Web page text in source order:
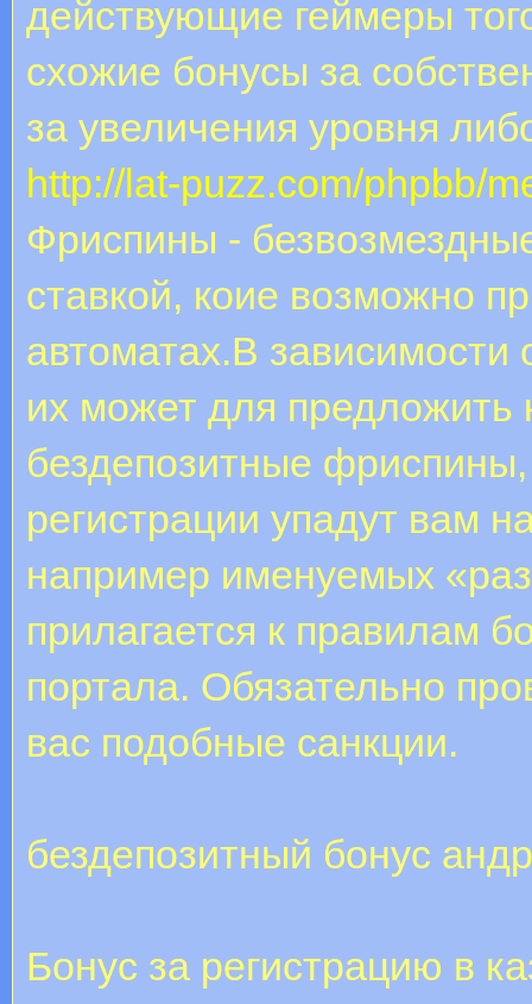
действующие геймеры
схожие бонусы за
за увеличения уровня
http://lat-puzz.com/phpbb/
Фриспины -
ставкой, коие возможно
автоматах.В
их может для предложить
бездепозитные
регистрации упадут вам
например именуемых
прилагается к правилам
портала. Обязательно
вас подобные санкции.
бездепозитный бонус
Бонус за регистрацию в